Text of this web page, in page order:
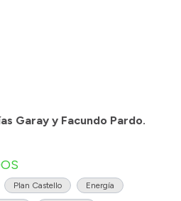
Garay y Facundo Pardo.
Plan Castello Energía